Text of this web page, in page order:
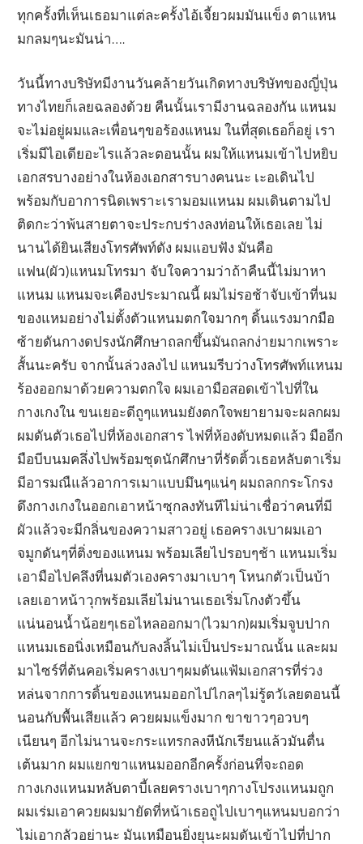
ทุกครั้งที่เห็นเธอมาแต่ละครั้งไอ้เจี้ยวผมมันแข็ง ตาแหน
มกลมๆนะมันน่า….
วันนี้ทางบริษัทมีงานวันคล้ายวันเกิดทางบริษัทของญี่ปุ่น
ทางไทยก็เลยฉลองด้วย คืนนั้นเรามีงานฉลองกัน แหนม
จะไม่อยู่ผมและเพื่อนๆขอร้องแหนม ในที่สุดเธอก็อยู่ เรา
เริ่มมีไอเดียอะไรแล้วละตอนนั้น ผมให้แหนมเข้าไปหยิบ
เอกสรบางอย่างในห้องเอกสารบางคนนะ เะอเดินไป
พร้อมกับอาการนิดเพราะเรามอมแหนม ผมเดินตามไป
ติดกะว่าพ้นสายตาจะประกบร่างลงท่อนให้เธอเลย ไม่
นานได้ยินเสียงโทรศัพท์ดัง ผมแอบฟัง มันคือ
แฟน(ผัว)แหนมโทรมา จับใจความว่าถ้าคืนนี้ไม่มาหา
แหนม แหนมจะเคืองประมาณนี้ ผมไม่รอช้าจับเข้าที่นม
ของแหมอย่างไม่ตั้งตัวแหนมตกใจมากๆ ดิ้นแรงมากมือ
ซ้ายดันกางดปรงนักศึกษาถลกขึ้นมันถลกง่ายมากเพราะ
สั้นนะครับ จากนั้นล่วงลงไป แหนมรีบว่างโทรศัพท์แหนม
ร้องออกมาด้วยความตกใจ ผมเอามือสอดเข้าไปที่ใน
กางเกงใน ขนเยอะดีถูๆแหนมยังตกใจพยายามจะผลกผม
ผมดันตัวเธอไปที่ห้องเอกสาร ไฟที่ห้องดับหมดแล้ว มืออีก
มือบีบนมคลึ่งไปพร้อมชุดนักศึกษาที่รัดติ้วเธอหลับตาเริ่ม
มีอารมณืแล้วอาการเมาแบบมึนๆแน่ๆ ผมถลกกระโกรง
ดึงกางเกงในออกเอาหน้าซุกลงทันทีไม่น่าเชื่อว่าคนที่มี
ผัวแล้วจะมีกลิ่นของความสาวอยู่ เธอครางเบาผมเอา
จมูกดันๆที่ติ่งของแหนม พร้อมเลียไปรอบๆช้า แหนมเริ่ม
เอามือไปคลึงที่นมตัวเองครางมาเบาๆ โหนกตัวเป็นบ้า
เลยเอาหน้าวุกพร้อมเลียไม่นานเธอเริ่มโกงตัวขึ้น
แน่นอนน้ำน้อยๆเธอไหลออกมา(ไวมาก)ผมเริ่มจูบปาก
แหนมเธอนิ่งเหมือนกับลงลิ้นไม่เป็นประมาณนั้น และผม
มาไซร์ที่ต้นคอเริ่มครางเบาๆผมดันแฟ้มเอกสารที่ร่วง
หล่นจากการดิ้นของแหนมออกไปไกลๆไม่รู้ตวัเลยตอนนี้
นอนกับพื้นเสียแล้ว ควยผมแข็งมาก ขาขาวๆอวบๆ
เนียนๆ อีกไม่นานจะกระแทรกลงหีนักเรียนแล้วมันตื่น
เต้นมาก ผมแยกขาแหนมออกอีกครั้งก่อนที่จะถอด
กางเกงแหนมหลับตาบี้เลยครางเบาๆกางโปรงแหนมถูก
ผมเร่มเอาควยผมมายัดที่หน้าเธอถูไปเบาๆแหนมบอกว่า
ไม่เอากลัวอย่านะ มันเหมือนยิ่งยุนะผมดันเข้าไปที่ปาก